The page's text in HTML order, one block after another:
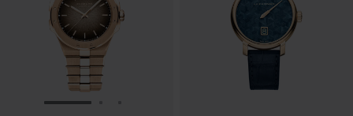
IR A LA DIAPOSITIVA 1